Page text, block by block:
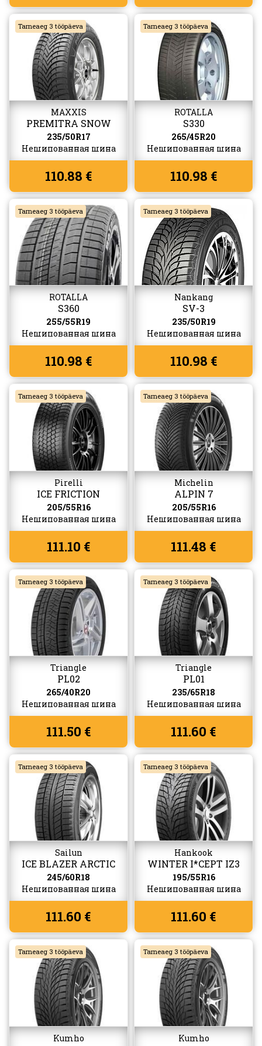
Tarneaeg 3 tööpäeva
MAXXIS
PREMITRA SNOW
WP6
235/50R17
Нешипованная шина
110.88 €
Tarneaeg 3 tööpäeva
ROTALLA
S330
265/45R20
Нешипованная шина
110.98 €
Tarneaeg 3 tööpäeva
ROTALLA
S360
255/55R19
Нешипованная шина
110.98 €
Tarneaeg 3 tööpäeva
Nankang
SV-3
235/50R19
Нешипованная шина
110.98 €
Tarneaeg 3 tööpäeva
Pirelli
ICE FRICTION
205/55R16
Нешипованная шина
111.10 €
Tarneaeg 3 tööpäeva
Michelin
ALPIN 7
205/55R16
Нешипованная шина
111.48 €
Tarneaeg 3 tööpäeva
Triangle
PL02
265/40R20
Нешипованная шина
111.50 €
Tarneaeg 3 tööpäeva
Triangle
PL01
235/65R18
Нешипованная шина
111.60 €
Tarneaeg 3 tööpäeva
Sailun
ICE BLAZER ARCTIC
EVO
245/60R18
Нешипованная шина
111.60 €
Tarneaeg 3 tööpäeva
Hankook
WINTER I*CEPT IZ3
(W636)
195/55R16
Нешипованная шина
111.60 €
Tarneaeg 3 tööpäeva
Kumho
Tarneaeg 3 tööpäeva
Kumho